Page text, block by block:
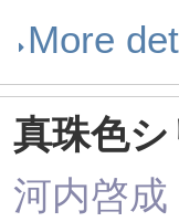
More
真珠色
河内啓成